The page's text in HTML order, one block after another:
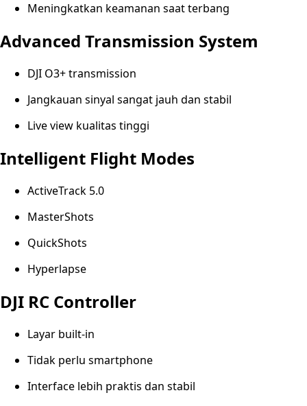
Meningkatkan keamanan saat terbang
Advanced Transmission System
DJI O3+ transmission
Jangkauan sinyal sangat jauh dan stabil
Live view kualitas tinggi
Intelligent Flight Modes
ActiveTrack 5.0
MasterShots
QuickShots
Hyperlapse
DJI RC Controller
Layar built-in
Tidak perlu smartphone
Interface lebih praktis dan stabil